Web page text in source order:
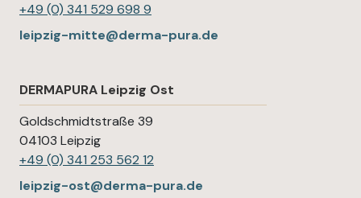
+49 (0) 341 529 698 9
leipzig-mitte@derma-pura.de
DERMAPURA Leipzig Ost
Goldschmidtstraße 39
04103 Leipzig
+49 (0) 341 253 562 12
leipzig-ost@derma-pura.de